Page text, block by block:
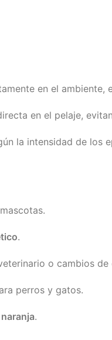
en el
en el pelaje,
la intensidad de los
.
o cambios de
perros y gatos.
.